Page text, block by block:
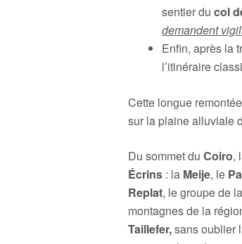
sentier du col
demandent
Enfin, après la
l’itinéraire
Cette longue
sur la plaine alluviale
Du sommet du Coiro,
Écrins : la Meije, le
Replat, le groupe de la
montagnes de la
Taillefer,sans oublier